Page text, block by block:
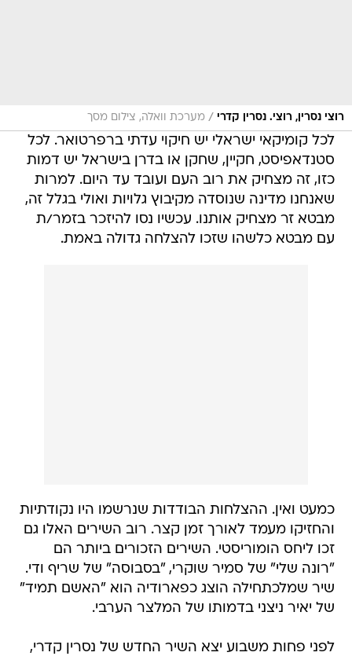
רוצי נסרין, רוצי. נסרין קדרי / מערכת וואלה, צילום מסך
לכל קומיקאי ישראלי יש חיקוי עדתי ברפרטואר. לכל
סטנדאפיסט, חקיין, שחקן או בדרן בישראל יש דמות
כזו, זה מצחיק את רוב העם ועובד עד היום. למרות
שאנחנו מדינה שנוסדה מקיבוץ גלויות ואולי בגלל זה,
מבטא זר מצחיק אותנו. עכשיו נסו להיזכר בזמר/ת
עם מבטא כלשהו שזכו להצלחה גדולה באמת.
כמעט ואין. ההצלחות הבודדות שנרשמו היו נקודתיות
והחזיקו מעמד לאורך זמן קצר. רוב השירים האלו גם
זכו ליחס הומוריסטי. השירים הזכורים ביותר הם
"רונה שלי" של סמיר שוקרי, "בסבוסה" של שריף ודי.
שיר שמלכתחילה הוצג כפארודיה הוא "האשם תמיד"
של יאיר ניצני בדמותו של המלצר הערבי.
לפני פחות משבוע יצא השיר החדש של נסרין קדרי,